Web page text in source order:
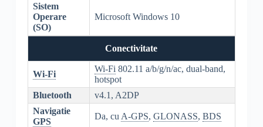
Sistem
Operare
(SO)
Microsoft Windows 10
Conectivitate
Wi-Fi
Wi-Fi 802.11 a/b/g/n/ac, dual-band,
hotspot
Bluetooth
v4.1, A2DP
Navigatie
GPS
Da, cu A-GPS, GLONASS, BDS